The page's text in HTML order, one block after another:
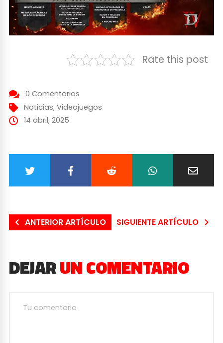
Rate this post
0 Comentarios
Noticias, Videojuegos
14 abril, 2025
ANTERIOR ARTÍCULO SIGUIENTE ARTÍCULO
DEJARUN COMENTARIO